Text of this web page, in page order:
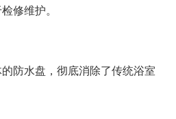
修维护。
防水盘，彻底消除了传统浴室